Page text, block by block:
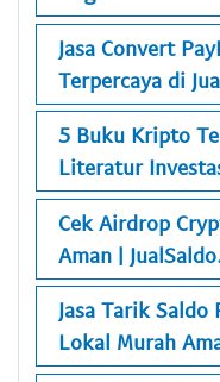
Jasa Convert
Terpercaya di
5 Buku Kripto
Literatur
Cek Airdrop
Aman |
Jasa Tarik Saldo
Lokal Murah